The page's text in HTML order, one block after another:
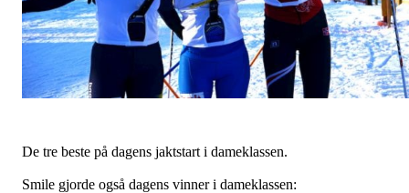
De tre beste på dagens jaktstart i dameklassen.
Smile gjorde også dagens vinner i dameklassen: